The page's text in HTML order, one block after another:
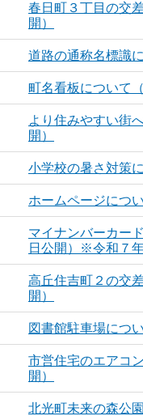
春日町３丁目の交
開）
道路の通称名標識
町名看板について
より住みやすい街
開）
小学校の暑さ対策
ホームページにつ
マイナンバーカー
日公開）※令和７
高丘住吉町２の交
開）
図書館駐車場につ
市営住宅のエアコ
開）
北光町未来の森公